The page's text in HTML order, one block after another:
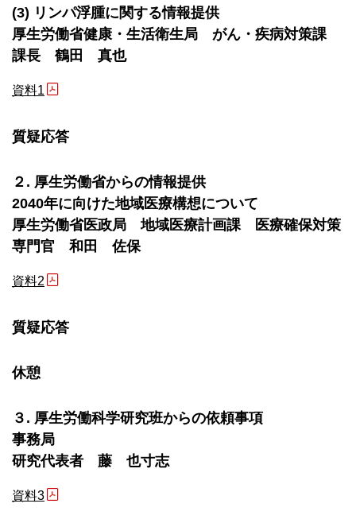
(3) リンパ浮腫に関する情報提供
厚生労働省健康・生活衛生局 がん・疾病対策課
課長 鶴田 真也
資料1
質疑応答
２. 厚生労働省からの情報提供
2040年に向けた地域医療構想について
厚生労働省医政局 地域医療計画課 医療確保対策
専門官 和田 佐保
資料2
質疑応答
休憩
３. 厚生労働科学研究班からの依頼事項
事務局
研究代表者 藤 也寸志
資料3